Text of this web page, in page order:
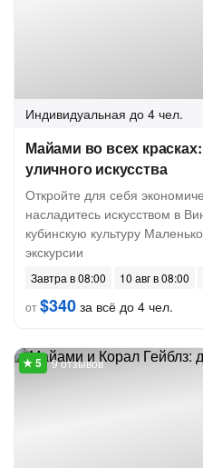
Индивидуальная до 4 чел.
Майами во всех
уличного искусства
Откройте для себя
насладитесь искусством в
кубинскую культуру
экскурсии
Завтра в 08:00
10 авг в 08:00
от$340 за всё до 4 чел.
9 отзывов